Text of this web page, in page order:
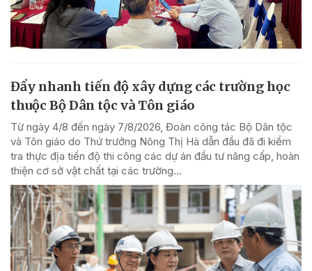
Đẩy nhanh tiến độ xây dựng các trường học
thuộc Bộ Dân tộc và Tôn giáo
Từ ngày 4/8 đến ngày 7/8/2026, Đoàn công tác Bộ Dân tộc
và Tôn giáo do Thứ trưởng Nông Thị Hà dẫn đầu đã đi kiểm
tra thực địa tiến độ thi công các dự án đầu tư nâng cấp, hoàn
thiện cơ sở vật chất tại các trường...